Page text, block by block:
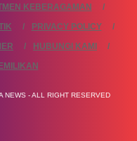
KEBERAGAMAN
PRIVACY POLICY
HUBUNGI KAMI
NEWS - ALL RIGHT RESERVED